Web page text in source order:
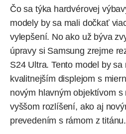
Čo sa týka hardvérovej
modely by sa mali dočkať
vylepšení. No ako už býva
úpravy si Samsung zrejme
S24 Ultra. Tento model by
kvalitnejším displejom s
novým hlavným objektívom
vyššom rozlíšení, ako aj
prevedením s rámom z titánu.